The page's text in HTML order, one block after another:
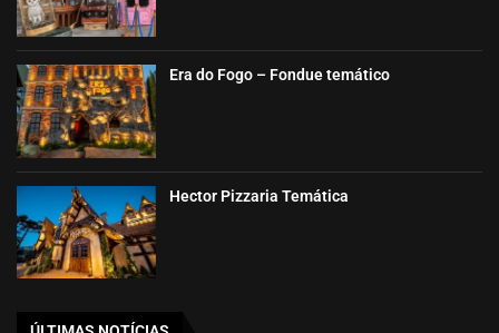
Era do Fogo – Fondue temático
Hector Pizzaria Temática